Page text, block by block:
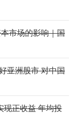
市场的影响｜国
亚洲股市 对中国
现正收益 年均投